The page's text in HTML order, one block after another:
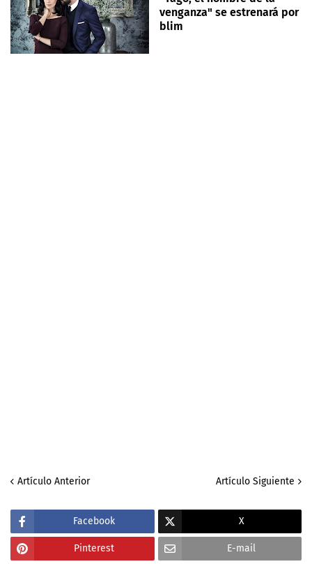
venganza" se estrenará por
blim
Artículo Anterior Artículo Siguiente
Facebook X
Pinterest E-mail